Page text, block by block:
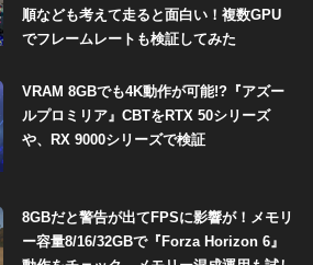
順なども考えて走ると面白い！複数GPU
でフレームレートも検証してみた
VRAM 8GBでも4K動作が可能!?『アズー
ルプロミリア』CBTをRTX 50シリーズ
や、RX 9000シリーズで検証
8GBだと警告が出てFPSに影響が！メモリ
ー容量8/16/32GBで『Forza Horizon 6』